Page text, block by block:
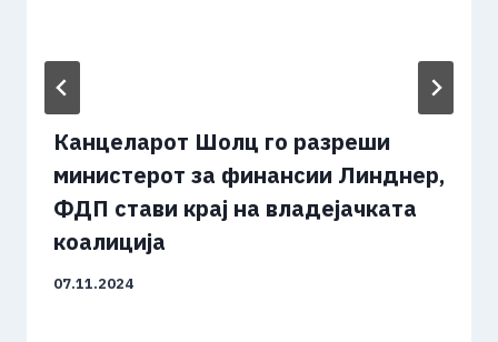
Канцеларот Шолц го разреши
министерот за финансии Линднер,
ФДП стави крај на владејачката
коалиција
07.11.2024